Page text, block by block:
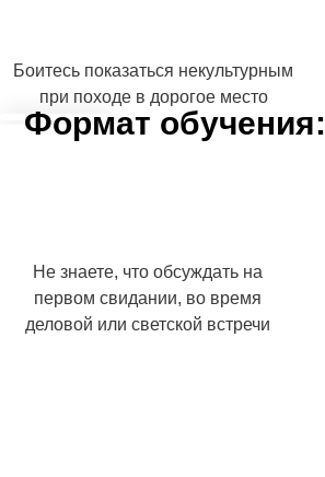
Боитесь показаться некультурным
при походе в дорогое место
Не знаете, что обсуждать на
первом свидании, во время
деловой или светской встречи
Формат обучения: